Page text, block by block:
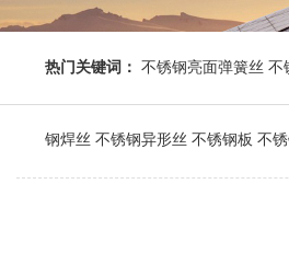
热门关键词： 不锈钢亮面弹簧丝 不
钢焊丝 不锈钢异形丝 不锈钢板 不